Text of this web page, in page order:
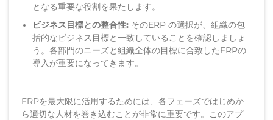
となる重要な役割を果たします。
ビジネス目標との整合性: そのERP の選択が、組織の包
括的なビジネス目標と一致していることを確認しま しょ
う。各部門のニーズと組織全体の目標に合致したERPの
導入が重要になってきます。
ERPを最大限に活用するためには、各フェーズではじめか
ら適切な人材を巻き込むことが非常に重要です。このアプ